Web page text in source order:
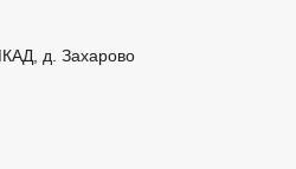
д. Захарово